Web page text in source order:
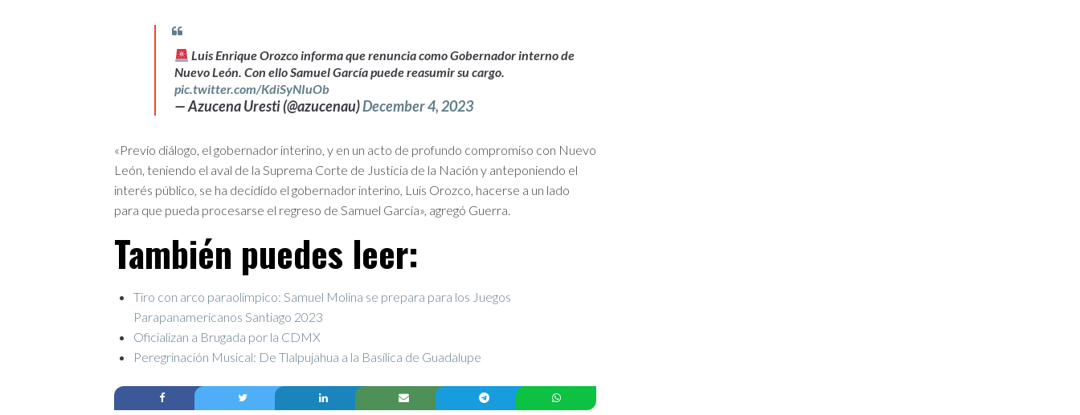
Luis Enrique Orozco informa que renuncia como Gobernador interno de
Nuevo León. Con ello Samuel García puede reasumir su cargo.
pic.twitter.com/KdiSyNIuOb
— Azucena Uresti (@azucenau)December 4, 2023
«Previo diálogo, el gobernador interino, y en un acto de profundo compromiso con Nuevo
León, teniendo el aval de la Suprema Corte de Justicia de la Nación y anteponiendo el
interés público, se ha decidido el gobernador interino, Luis Orozco, hacerse a un lado
para que pueda procesarse el regreso de Samuel García», agregó Guerra.
También puedes leer:
Tiro con arco paraolímpico: Samuel Molina se prepara para los Juegos
Parapanamericanos Santiago 2023
Oficializan a Brugada por la CDMX
Peregrinación Musical: De Tlalpujahua a la Basílica de Guadalupe